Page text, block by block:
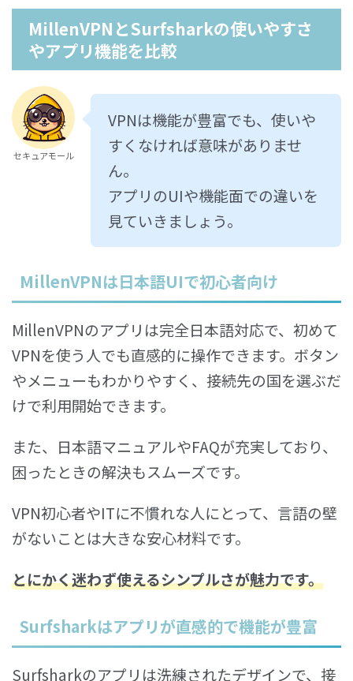
MillenVPNとSurfsharkの使いやすさ
やアプリ機能を比較
セキュアモール
VPNは機能が豊富でも、使いや
すくなければ意味がありませ
ん。
アプリのUIや機能面での違いを
見ていきましょう。
MillenVPNは日本語UIで初心者向け
MillenVPNのアプリは完全日本語対応で、初めて
VPNを使う人でも直感的に操作できます。ボタン
やメニューもわかりやすく、接続先の国を選ぶだ
けで利用開始できます。
また、日本語マニュアルやFAQが充実しており、
困ったときの解決もスムーズです。
VPN初心者やITに不慣れな人にとって、言語の壁
がないことは大きな安心材料です。
とにかく迷わず使えるシンプルさが魅力です。
Surfsharkはアプリが直感的で機能が豊富
Surfsharkのアプリは洗練されたデザインで、接